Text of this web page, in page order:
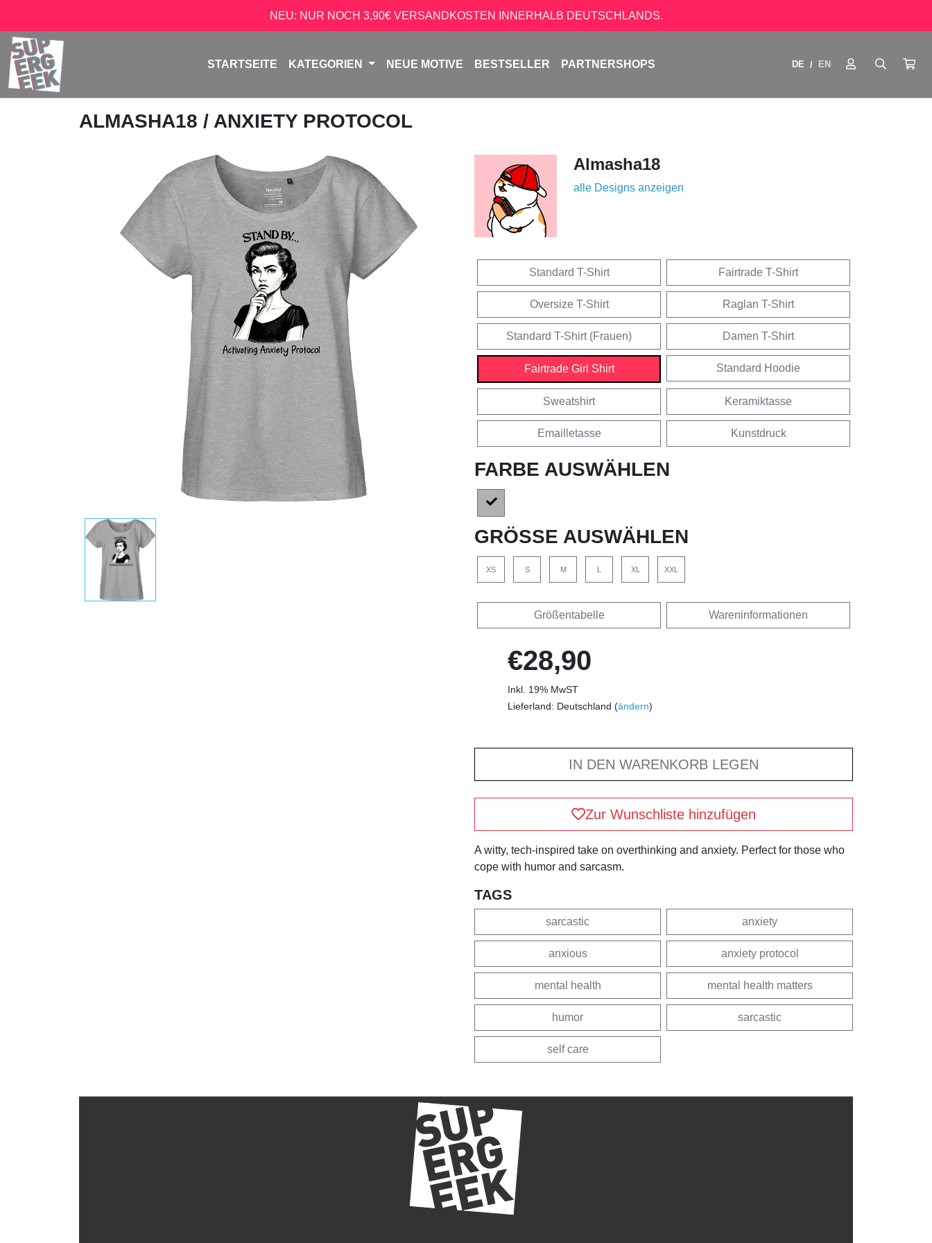
NEU: NUR NOCH 3,90€ VERSANDKOSTEN INNERHALB DEUTSCHLANDS.
STARTSEITE KATEGORIEN NEUE MOTIVE BESTSELLER PARTNERSHOPS DE / EN
ALMASHA18 / ANXIETY PROTOCOL
Almasha18
alle Designs anzeigen
Standard T-Shirt Fairtrade T-Shirt
Oversize T-Shirt Raglan T-Shirt
Standard T-Shirt (Frauen) Damen T-Shirt
Fairtrade Girl Shirt Standard Hoodie
Sweatshirt Keramiktasse
Emailletasse Kunstdruck
FARBE AUSWÄHLEN
GRÖSSE AUSWÄHLEN
XS S M L XL XXL
Größentabelle Wareninformationen
€28,90
Inkl. 19% MwST
Lieferland: Deutschland (ändern)
IN DEN WARENKORB LEGEN
Zur Wunschliste hinzufügen
A witty, tech-inspired take on overthinking and anxiety. Perfect for those who
cope with humor and sarcasm.
TAGS
sarcastic anxiety
anxious anxiety protocol
mental health mental health matters
humor sarcastic
self care